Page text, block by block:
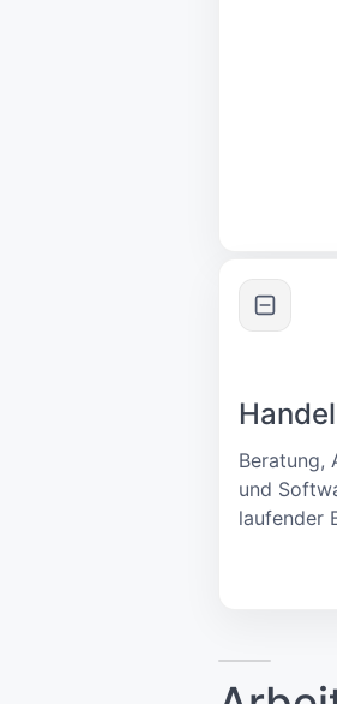
Beratung,
und
laufender